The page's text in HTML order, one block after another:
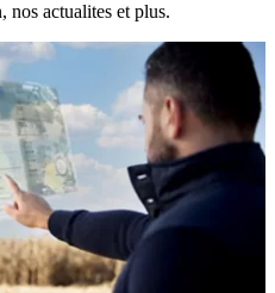
nos actualites et plus.